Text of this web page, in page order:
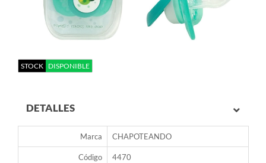
STOCK DISPONIBLE
DETALLES
Marca CHAPOTEANDO
Código 4470